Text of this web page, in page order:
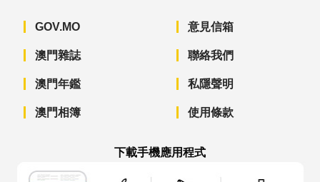
GOV.MO
澳門雜誌
澳門年鑑
澳門相簿
意見信箱
聯絡我們
私隱聲明
使用條款
下載手機應用程式